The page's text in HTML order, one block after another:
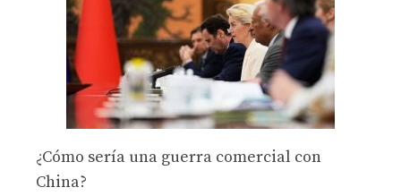
¿Cómo sería una guerra comercial con
China?